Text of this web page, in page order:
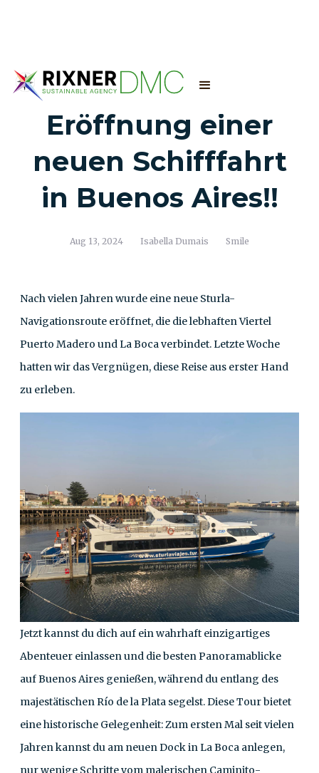
Eröffnung einer
neuen Schifffahrt
in Buenos Aires!!
Aug 13, 2024 Isabella Dumais Smile
Nach vielen Jahren wurde eine neue Sturla-
Navigationsroute eröffnet, die die lebhaften Viertel
Puerto Madero und La Boca verbindet. Letzte Woche
hatten wir das Vergnügen, diese Reise aus erster Hand
zu erleben.
Jetzt kannst du dich auf ein wahrhaft einzigartiges
Abenteuer einlassen und die besten Panoramablicke
auf Buenos Aires genießen, während du entlang des
majestätischen Río de la Plata segelst. Diese Tour bietet
eine historische Gelegenheit: Zum ersten Mal seit vielen
Jahren kannst du am neuen Dock in La Boca anlegen,
nur wenige Schritte vom malerischen Caminito-